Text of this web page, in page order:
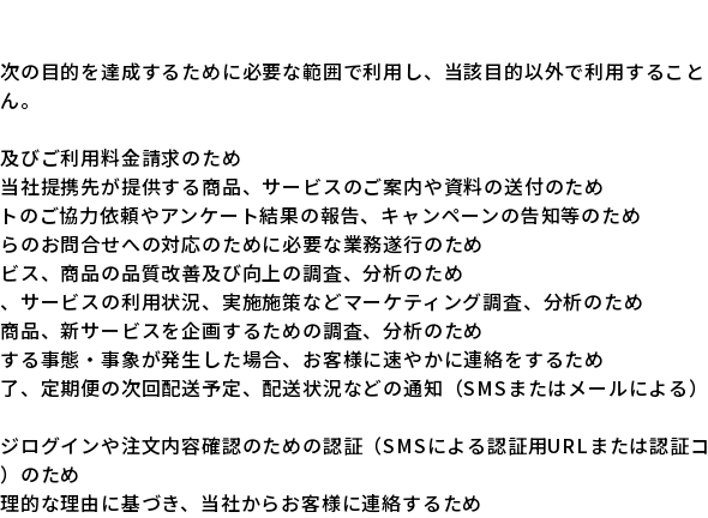
の目的を達成するために必要な範囲で利用し、当該目的以外で利用すること
。
びご利用料金請求のため
社提携先が提供する商品、サービスのご案内や資料の送付のため
のご協力依頼やアンケート結果の報告、キャンペーンの告知等のため
のお問合せへの対応のために必要な業務遂行のため
ス、商品の品質改善及び向上の調査、分析のため
サービスの利用状況、実施施策などマーケティング調査、分析のため
品、新サービスを企画するための調査、分析のため
る事態・事象が発生した場合、お客様に速やかに連絡をするため
、定期便の次回配送予定、配送状況などの通知（SMSまたはメールによる）
ログインや注文内容確認のための認証（SMSによる認証用URLまたは認証コ
のため
的な理由に基づき、当社からお客様に連絡するため